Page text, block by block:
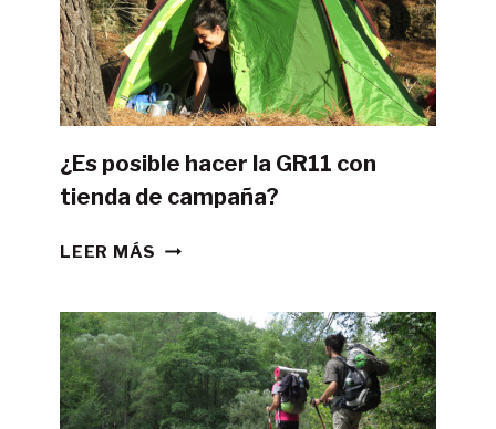
¿Es posible hacer la GR11 con
tienda de campaña?
LEER MÁS ¿ES
LA
GR11
CON
TIENDA